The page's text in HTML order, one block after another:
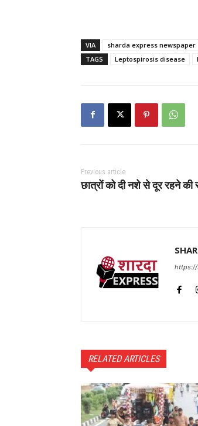
VIA
sharda express newspaper
TAGS
Leptospirosis disease
Previous article
छात्रों को दी नशे से दूर रहने की
https://
RELATED ARTICLES